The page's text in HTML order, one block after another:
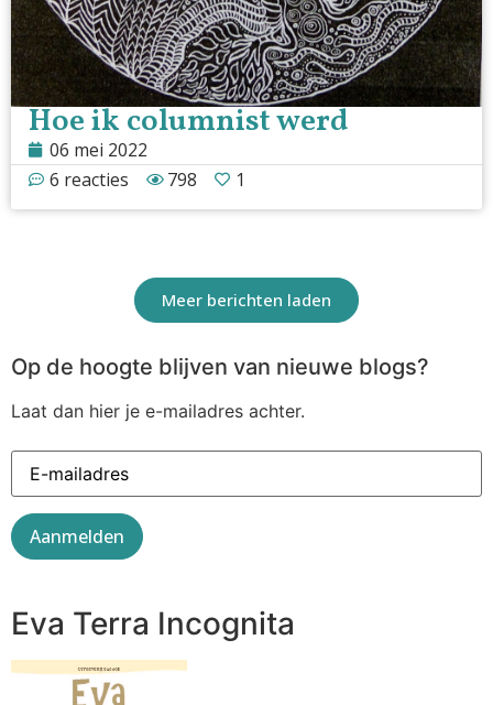
Hoe ik columnist werd
06 mei 2022
6 reacties
798 1
Meer berichten laden
Op de hoogte blijven van nieuwe blogs?
Laat dan hier je e-mailadres achter.
Eva Terra Incognita